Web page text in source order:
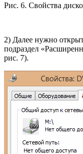
Рис. 6. Свойства
2) Далее нужно
подраздел
рис. 7).